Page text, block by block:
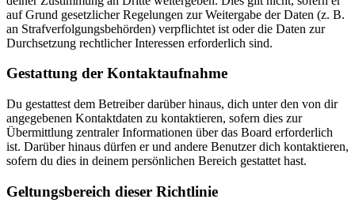
auf Grund gesetzlicher Regelungen zur Weitergabe der Daten (z. B.
an Strafverfolgungsbehörden) verpflichtet ist oder die Daten zur
Durchsetzung rechtlicher Interessen erforderlich sind.
Gestattung der Kontaktaufnahme
Du gestattest dem Betreiber darüber hinaus, dich unter den von dir
angegebenen Kontaktdaten zu kontaktieren, sofern dies zur
Übermittlung zentraler Informationen über das Board erforderlich
ist. Darüber hinaus dürfen er und andere Benutzer dich kontaktieren,
sofern du dies in deinem persönlichen Bereich gestattet hast.
Geltungsbereich dieser Richtlinie